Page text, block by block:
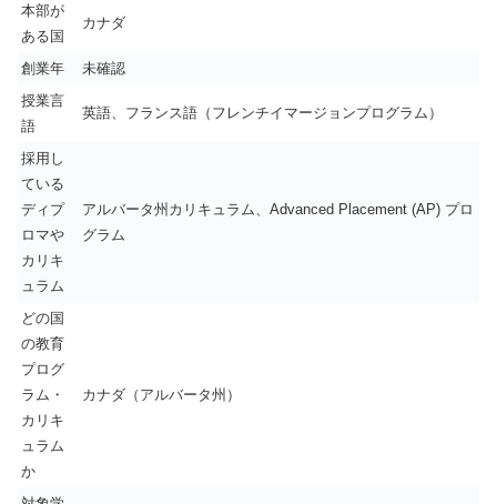
本部が
ある国
カナダ
創業年
未確認
授業言
語
英語、フランス語（フレンチイマージョンプログラム）
採用し
ている
ディプ
ロマや
カリキ
ュラム
アルバータ州カリキュラム、Advanced Placement (AP) プロ
グラム
どの国
の教育
プログ
ラム・
カリキ
ュラム
か
カナダ（アルバータ州）